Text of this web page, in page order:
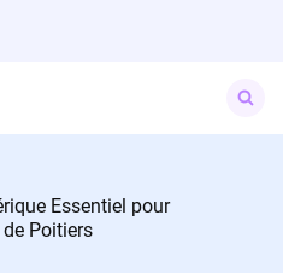
for:
Essentiel pour
de Poitiers